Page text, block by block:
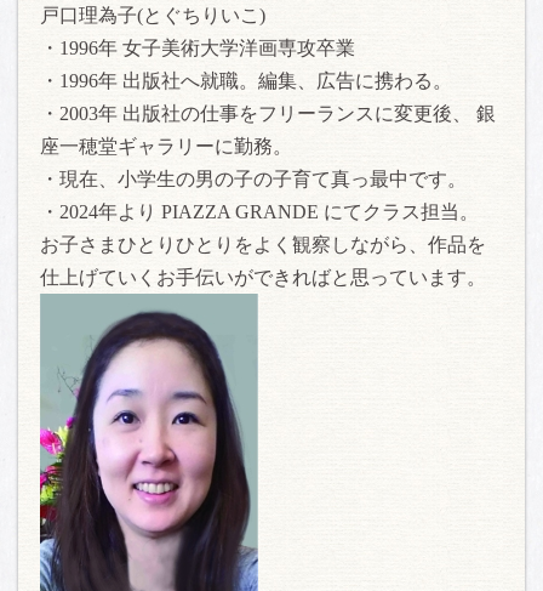
戸口理為子(とぐちりいこ)
・1996年 女子美術大学洋画専攻卒業
・1996年 出版社へ就職。編集、広告に携わる。
・2003年 出版社の仕事をフリーランスに変更後、 銀
座一穂堂ギャラリーに勤務。
・現在、小学生の男の子の子育て真っ最中です。
・2024年より PIAZZA GRANDE にてクラス担当。
お子さまひとりひとりをよく観察しながら、作品を
仕上げていくお手伝いができればと思っています。